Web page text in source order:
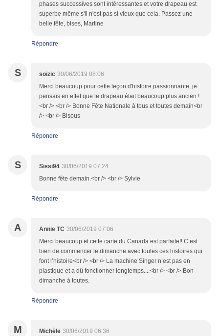
phases successives sont intéressantes et votre drapeau est
superbe même s'il n'est pas si vieux que cela. Passez une
belle fête, bises, Martine
Répondre
S soizic 30/06/2019 08:06
Merci beaucoup pour cette leçon d'histoire passionnante, je
pensais en effet que le drapeau était beaucoup plus ancien !
<br /> <br /> Bonne Fête Nationale à tous et toutes demain<br
/> <br /> Bisous
Répondre
S Sissi94 30/06/2019 07:24
Bonne fête demain.<br /> <br /> Sylvie
Répondre
A Annie TC 30/06/2019 07:06
Merci beaucoup et cette carte du Canada est parfaite!! C’est
bien de commencer le dimanche avec toutes ces histoires qui
font l’histoire<br /> <br /> La machine Singer n’est pas en
plastique et a dû fonctionner longtemps....<br /> <br /> Bon
dimanche à toutes.
Répondre
M Michèle 30/06/2019 06:36